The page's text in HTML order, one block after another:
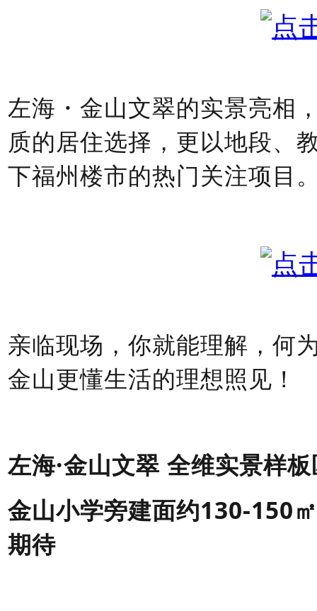
左海・金山文翠的实景亮相
质的居住选择，更以地段、
下福州楼市的热门关注项目
亲临现场，你就能理解，何
金山更懂生活的理想照见！
左海·金山文翠 全维实景样
金山小学旁建面约130-150
期待